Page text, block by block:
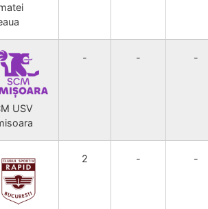
USV
- - -
2 - -